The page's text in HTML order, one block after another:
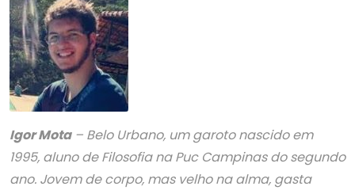
Igor Mota– Belo Urbano, um garoto nascido em
1995, aluno de Filosofia na Puc Campinas do segundo
ano. Jovem de corpo, mas velho na alma, gasta